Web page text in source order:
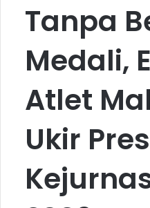
Tanpa
Medali,
Atlet
Ukir